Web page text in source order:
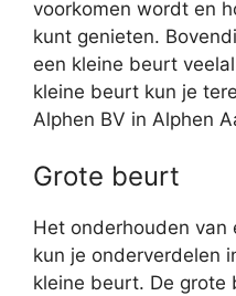
voorkomen wordt en
kunt genieten.
een kleine beurt
kleine beurt kun je
Alphen BV in Alphen
Grote beurt
Het onderhouden van
kun je onderverdelen
kleine beurt. De grote